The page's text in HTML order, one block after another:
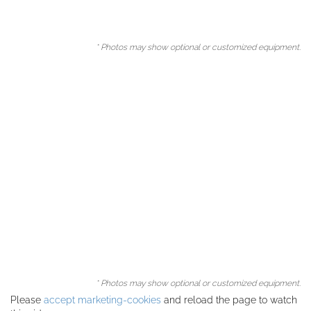
* Photos may show optional or customized equipment.
* Photos may show optional or customized equipment.
Please accept marketing-cookies and reload the page to watch